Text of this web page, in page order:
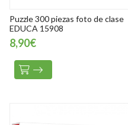
Puzzle 300 piezas foto de clase
EDUCA 15908
8,90€